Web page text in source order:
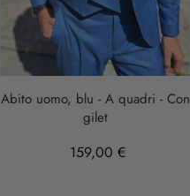
Abito uomo, blu - A quadri - Con
gilet
159,00 €